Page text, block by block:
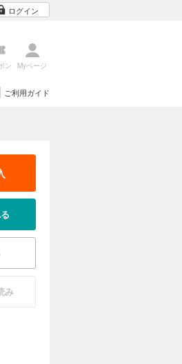
ログイン
ン Myページ
ご利用ガイド
み